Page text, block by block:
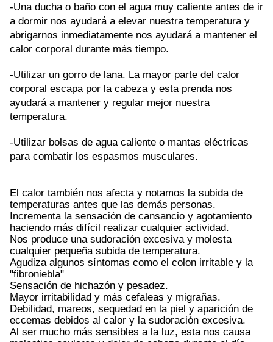
-Una ducha o baño con el agua muy caliente antes de ir
a dormir nos ayudará a elevar nuestra temperatura y
abrigarnos inmediatamente nos ayudará a mantener el
calor corporal durante más tiempo.
-Utilizar un gorro de lana. La mayor parte del calor
corporal escapa por la cabeza y esta prenda nos
ayudará a mantener y regular mejor nuestra
temperatura.
-Utilizar bolsas de agua caliente o mantas eléctricas
para combatir los espasmos musculares.
El calor también nos afecta y notamos la subida de
temperaturas antes que las demás personas.
Incrementa la sensación de cansancio y agotamiento
haciendo más difícil realizar cualquier actividad.
Nos produce una sudoración excesiva y molesta
cualquier pequeña subida de temperatura.
Agudiza algunos síntomas como el colon irritable y la
"fibroniebla"
Sensación de hichazón y pesadez.
Mayor irritabilidad y más cefaleas y migrañas.
Debilidad, mareos, sequedad en la piel y aparición de
eccemas debidos al calor y la sudoración excesiva.
Al ser mucho más sensibles a la luz, esta nos causa